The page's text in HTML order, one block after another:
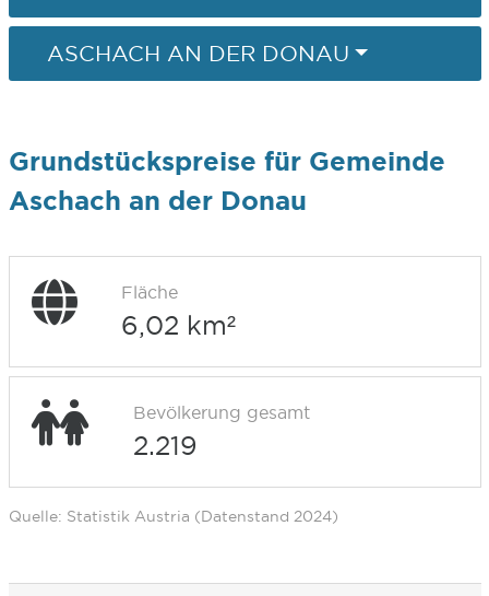
ASCHACH AN DER DONAU
Grundstückspreise für Gemeinde
Aschach an der Donau
Fläche
6,02 km²
Bevölkerung gesamt
2.219
Quelle: Statistik Austria (Datenstand 2024)